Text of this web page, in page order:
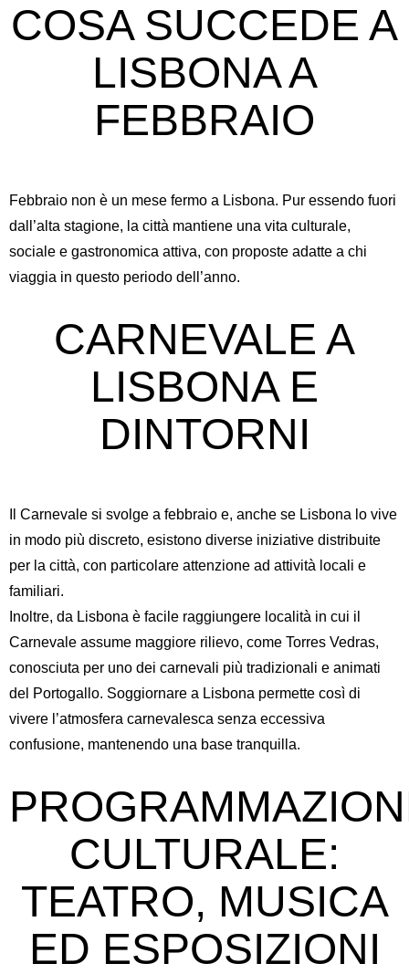
COSA SUCCEDE A
LISBONA A
FEBBRAIO
Febbraio non è un mese fermo a Lisbona. Pur essendo fuori
dall’alta stagione, la città mantiene una vita culturale,
sociale e gastronomica attiva, con proposte adatte a chi
viaggia in questo periodo dell’anno.
CARNEVALE A
LISBONA E
DINTORNI
Il Carnevale si svolge a febbraio e, anche se Lisbona lo vive
in modo più discreto, esistono diverse iniziative distribuite
per la città, con particolare attenzione ad attività locali e
familiari.
Inoltre, da Lisbona è facile raggiungere località in cui il
Carnevale assume maggiore rilievo, come Torres Vedras,
conosciuta per uno dei carnevali più tradizionali e animati
del Portogallo. Soggiornare a Lisbona permette così di
vivere l’atmosfera carnevalesca senza eccessiva
confusione, mantenendo una base tranquilla.
CULTURALE:
TEATRO, MUSICA
ED ESPOSIZIONI